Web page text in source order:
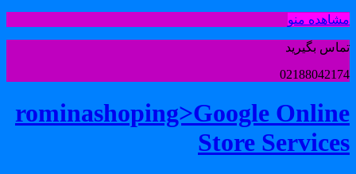
منو
بگیرید
rominashoping>Google
Store